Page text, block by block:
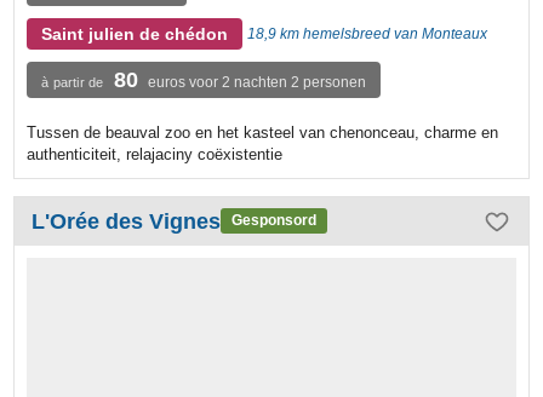
Saint julien de chédon 18,9 km hemelsbreed van Monteaux
à partir de 80 euros voor 2 nachten 2 personen
Tussen de beauval zoo en het kasteel van chenonceau, charme en
authenticiteit, relajaciny coëxistentie
L'Orée des Vignes Gesponsord